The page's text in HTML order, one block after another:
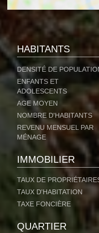
HABITANTS
DENSITÉ DE
ENFANTS ET
ADOLESCENTS
AGE MOYEN
NOMBRE D'HABITANTS
REVENU MENSUEL PAR
MÉNAGE
IMMOBILIER
TAUX DE
TAUX D'HABITATION
TAXE FONCIÈRE
QUARTIER